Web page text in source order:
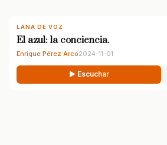
LANA DE VOZ
El azul: la conciencia.
Enrique Pérez Arco2024-11-01
▶ Escuchar